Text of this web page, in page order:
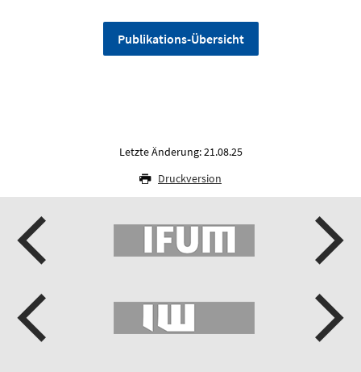
Publikations-Übersicht
Letzte Änderung: 21.08.25
Druckversion